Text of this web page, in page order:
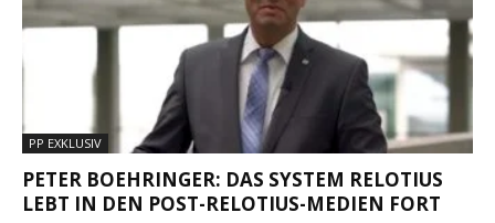
PP EXKLUSIV
PETER BOEHRINGER: DAS SYSTEM RELOTIUS
LEBT IN DEN POST-RELOTIUS-MEDIEN FORT